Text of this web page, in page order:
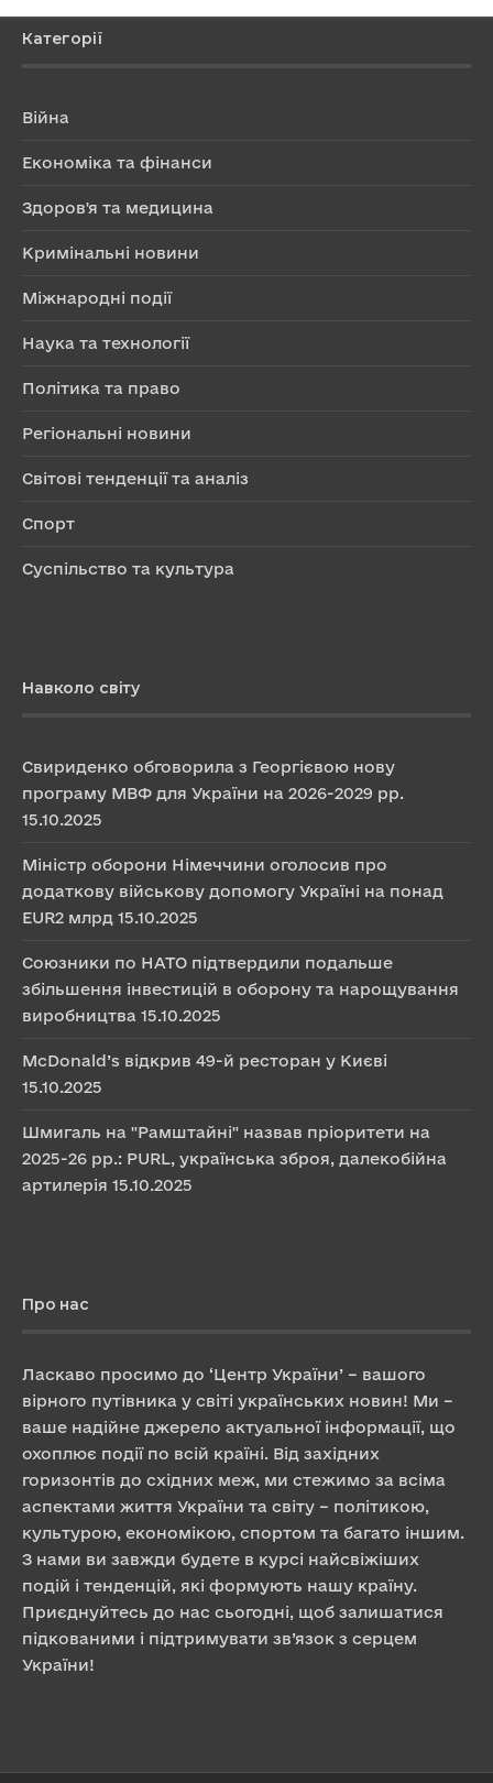
Категорії
Війна
Економіка та фінанси
Здоров'я та медицина
Кримінальні новини
Міжнародні події
Наука та технології
Політика та право
Регіональні новини
Світові тенденції та аналіз
Спорт
Суспільство та культура
Навколо світу
Свириденко обговорила з Георгієвою нову
програму МВФ для України на 2026-2029 рр.
15.10.2025
Міністр оборони Німеччини оголосив про
додаткову військову допомогу Україні на понад
EUR2 млрд 15.10.2025
Союзники по НАТО підтвердили подальше
збільшення інвестицій в оборону та нарощування
виробництва 15.10.2025
McDonald’s відкрив 49-й ресторан у Києві
15.10.2025
Шмигаль на "Рамштайні" назвав пріоритети на
2025-26 рр.: PURL, українська зброя, далекобійна
артилерія 15.10.2025
Про нас
Ласкаво просимо до ‘Центр України’ – вашого
вірного путівника у світі українських новин! Ми –
ваше надійне джерело актуальної інформації, що
охоплює події по всій країні. Від західних
горизонтів до східних меж, ми стежимо за всіма
аспектами життя України та світу – політикою,
культурою, економікою, спортом та багато іншим.
З нами ви завжди будете в курсі найсвіжіших
подій і тенденцій, які формують нашу країну.
Приєднуйтесь до нас сьогодні, щоб залишатися
підкованими і підтримувати зв’язок з серцем
України!